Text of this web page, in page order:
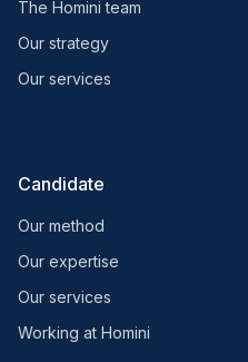
The Homini team
Our strategy
Our services
Candidate
Our method
Our expertise
Our services
Working at Homini